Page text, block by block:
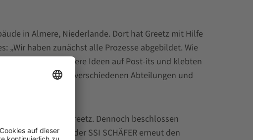
in Almere, Niederlande. Dort hat Greetz mit Hilfe
„Wir haben zunächst alle Prozesse abgebildet. Wie
Wir schrieben unsere Ideen auf Post-its und klebten
zwischen den verschiedenen Abteilungen und
bei Greetz. Dennoch beschlossen
zu starten, nach der SSI SCHÄFER erneut den